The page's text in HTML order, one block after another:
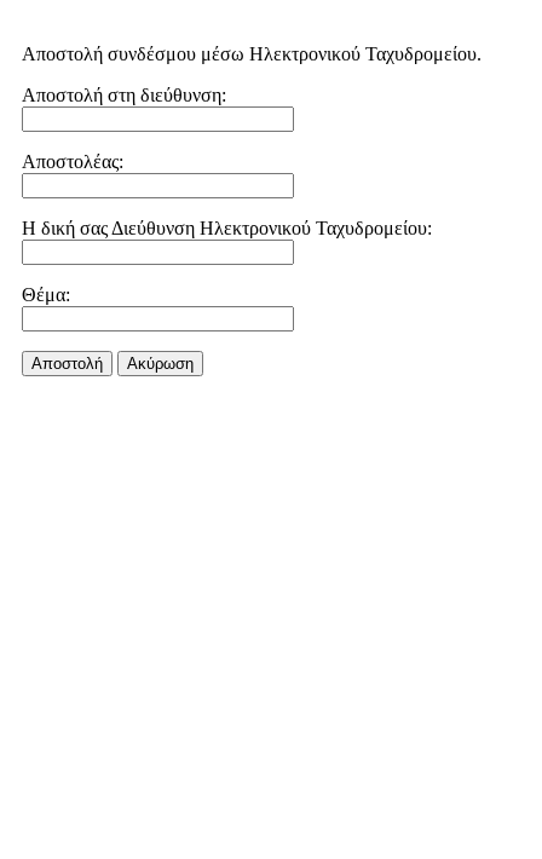
Αποστολή συνδέσμου μέσω Ηλεκτρονικού Ταχυδρομείου.
Αποστολή στη διεύθυνση:
Αποστολέας:
Η δική σας Διεύθυνση Ηλεκτρονικού Ταχυδρομείου:
Θέμα:
Αποστολή Aκύρωση